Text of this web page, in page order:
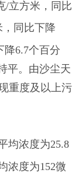
/立方米，同比
，同比下降
降6.7个百分
平。由沙尘天
重度及以上污
均浓度为25.8
浓度为152微